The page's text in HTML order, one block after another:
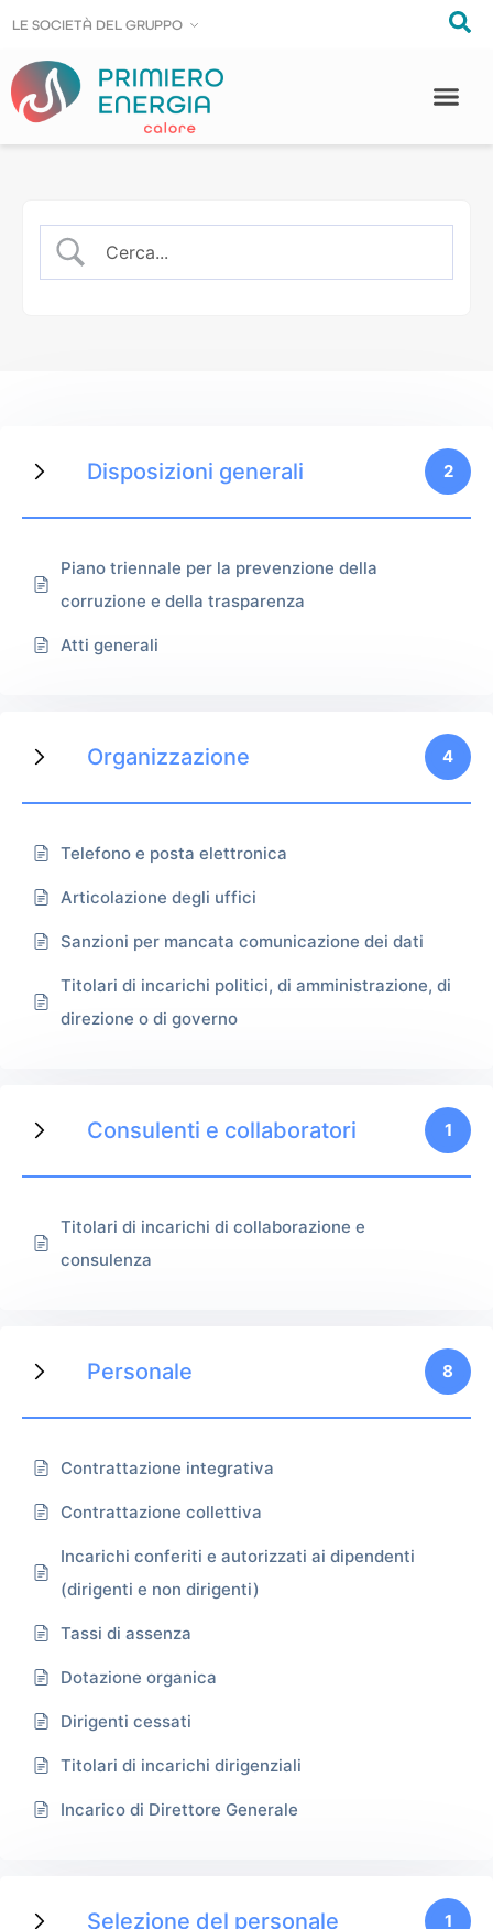
LE SOCIETÀ DEL GRUPPO
LE SOCIETÀ DEL GRUPPO
Disposizioni generali 2
Piano triennale per la prevenzione della
corruzione e della trasparenza
Atti generali
Organizzazione 4
Telefono e posta elettronica
Articolazione degli uffici
Sanzioni per mancata comunicazione dei dati
Titolari di incarichi politici, di amministrazione, di
direzione o di governo
Consulenti e collaboratori 1
Titolari di incarichi di collaborazione e
consulenza
Personale 8
Contrattazione integrativa
Contrattazione collettiva
Incarichi conferiti e autorizzati ai dipendenti
(dirigenti e non dirigenti)
Tassi di assenza
Dotazione organica
Dirigenti cessati
Titolari di incarichi dirigenziali
Incarico di Direttore Generale
Selezione del personale 1